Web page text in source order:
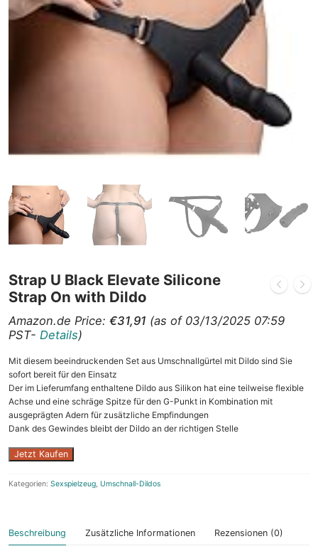
Strap U Black Elevate Silicone
Strap On with Dildo
Amazon.de Price: €31,91 (as of 03/13/2025 07:59
PST- Details)
Mit diesem beeindruckenden Set aus Umschnallgürtel mit Dildo sind Sie
sofort bereit für den Einsatz
Der im Lieferumfang enthaltene Dildo aus Silikon hat eine teilweise flexible
Achse und eine schräge Spitze für den G-Punkt in Kombination mit
ausgeprägten Adern für zusätzliche Empfindungen
Dank des Gewindes bleibt der Dildo an der richtigen Stelle
Jetzt Kaufen
Kategorien: Sexspielzeug, Umschnall-Dildos
Beschreibung Zusätzliche Informationen Rezensionen (0)